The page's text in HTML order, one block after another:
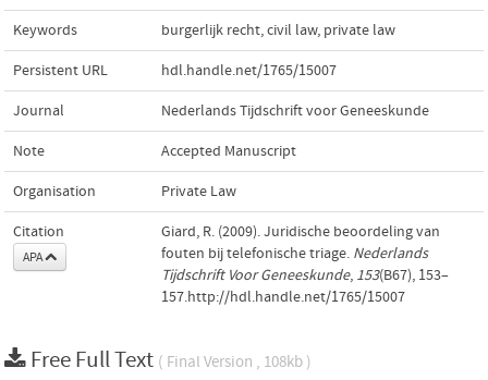
Keywords burgerlijk recht,civil law, private law
Persistent URL hdl.handle.net/1765/15007
Journal Nederlands Tijdschrift voor Geneeskunde
Note Accepted Manuscript
Organisation Private Law
Citation
APA
Giard, R. (2009). Juridische beoordeling van
fouten bij telefonische triage. Nederlands
Tijdschrift Voor Geneeskunde, 153(B67), 153–
157.http://hdl.handle.net/1765/15007
Free Full Text ( Final Version , 108kb )